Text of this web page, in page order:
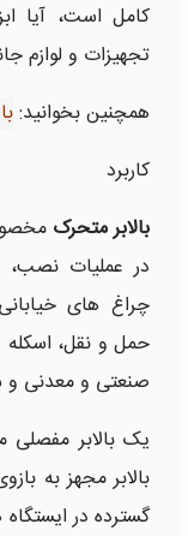
کامل است، آیا
تجهیزات و لوازم
همچنین بخوانید:
کاربرد
بالابر متحرک
در عملیات نصب،
چراغ های
حمل و نقل، اسکله
صنعتی و معدنی و
یک بالابر
بالابر مجهز به
گسترده در